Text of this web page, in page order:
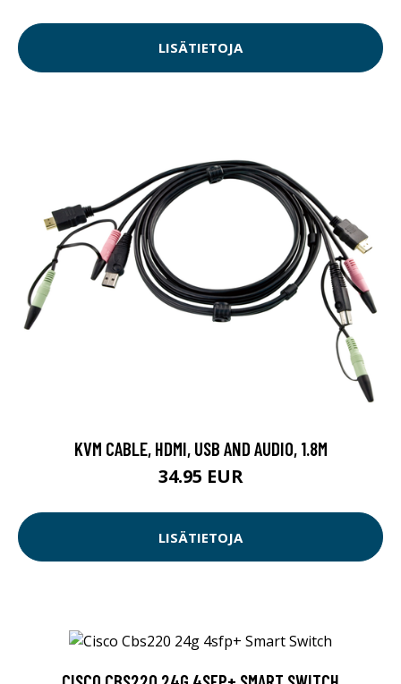
LISÄTIETOJA
KVM CABLE, HDMI, USB AND AUDIO, 1.8M
34.95 EUR
LISÄTIETOJA